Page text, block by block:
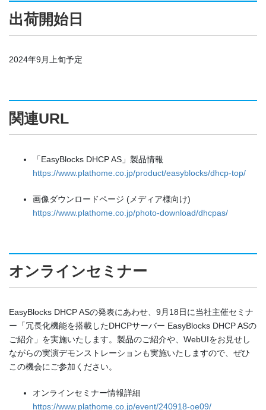
出荷開始日
2024年9月上旬予定
関連URL
「EasyBlocks DHCP AS」製品情報
https://www.plathome.co.jp/product/easyblocks/dhcp-top/
画像ダウンロードページ (メディア様向け)
https://www.plathome.co.jp/photo-download/dhcpas/
オンラインセミナー
EasyBlocks DHCP ASの発表にあわせ、9月18日に当社主催セミナ
ー「冗長化機能を搭載したDHCPサーバー EasyBlocks DHCP ASの
ご紹介」を実施いたします。製品のご紹介や、WebUIをお見せし
ながらの実演デモンストレーションも実施いたしますので、ぜひ
この機会にご参加ください。
オンラインセミナー情報詳細
https://www.plathome.co.jp/event/240918-oe09/